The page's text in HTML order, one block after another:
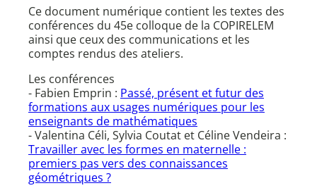
Ce document numérique contient les textes des
conférences du 45e colloque de la COPIRELEM
ainsi que ceux des communications et les
comptes rendus des ateliers.
Les conférences
- Fabien Emprin : Passé, présent et futur des
formations aux usages numériques pour les
enseignants de mathématiques
- Valentina Céli, Sylvia Coutat et Céline Vendeira :
Travailler avec les formes en maternelle :
premiers pas vers des connaissances
géométriques ?